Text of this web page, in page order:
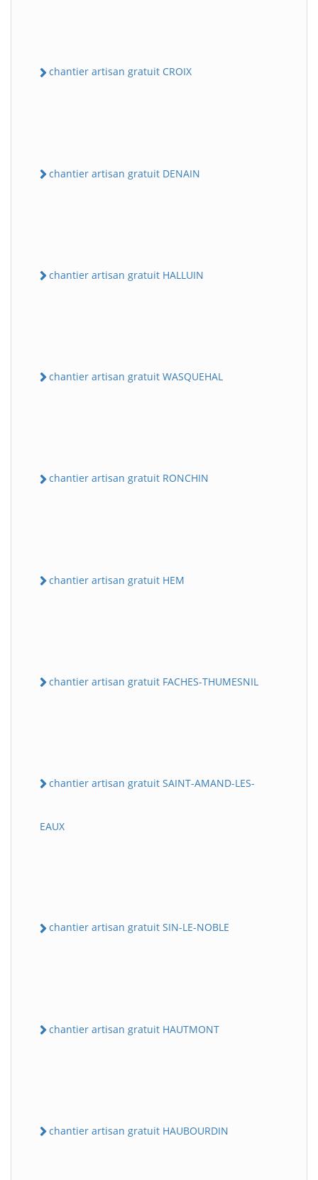
chantier artisan gratuit CROIX
chantier artisan gratuit DENAIN
chantier artisan gratuit HALLUIN
chantier artisan gratuit WASQUEHAL
chantier artisan gratuit RONCHIN
chantier artisan gratuit HEM
chantier artisan gratuit FACHES-THUMESNIL
chantier artisan gratuit SAINT-AMAND-LES-
EAUX
chantier artisan gratuit SIN-LE-NOBLE
chantier artisan gratuit HAUTMONT
chantier artisan gratuit HAUBOURDIN